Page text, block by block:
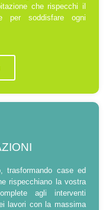
che rispecchi il
per soddisfare ogni
trasformando case ed
rispecchiano la vostra
agli interventi
lavori con la massima